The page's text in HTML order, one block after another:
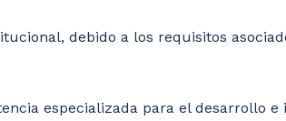
debido a los requisitos
especializada para el desarrollo